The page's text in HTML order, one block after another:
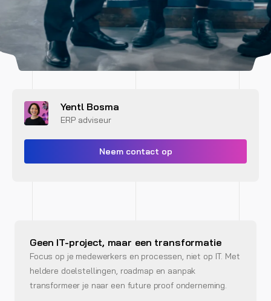
Yentl Bosma
ERP adviseur
Neem contact op
Geen IT-project, maar een transformatie
Focus op je medewerkers en processen, niet op IT. Met
heldere doelstellingen, roadmap en aanpak
transformeer je naar een future proof onderneming.